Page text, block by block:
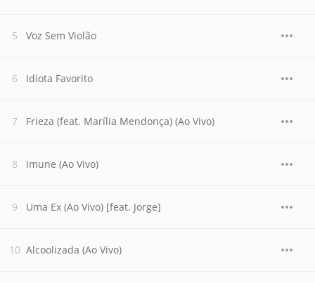
Voz Sem Violão
Idiota Favorito
Frieza (feat. Marília Mendonça) (Ao Vivo)
Imune (Ao Vivo)
Uma Ex (Ao Vivo) [feat. Jorge]
Alcoolizada (Ao Vivo)